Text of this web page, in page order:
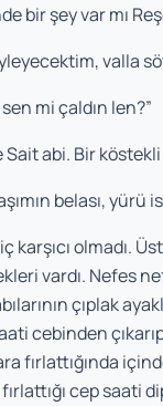
bir şey var mı
valla
sen mi çaldın len?”
Sait abi. Bir
belası,
karşıcı olmadı.
vardı. Nefes
çıplak
cebinden
fırlattığında
cep saati